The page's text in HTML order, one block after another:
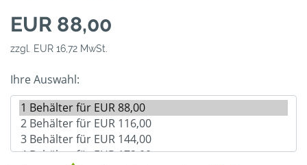
EUR 88,00
zzgl. EUR 16,72 MwSt.
Ihre Auswahl: